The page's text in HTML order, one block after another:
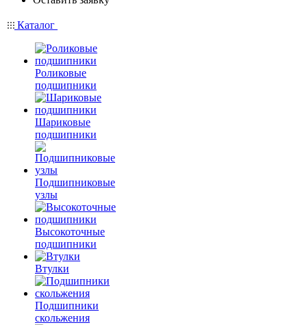
Каталог
Роликовые
подшипники
Шариковые
подшипники
Подшипниковые
узлы
Высокоточные
подшипники
Втулки
Подшипники
скольжения